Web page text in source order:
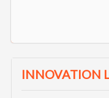
INNOVATION